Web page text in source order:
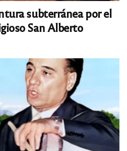
subterránea por el
San Alberto